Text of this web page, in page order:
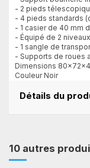
- 2 pieds
- 4 pieds standards
- 1 casier de 40 mm
- Équipé de 2
- 1 sangle de
- Supports de roues
Dimensions
Couleur Noir
Détails du
10 autres